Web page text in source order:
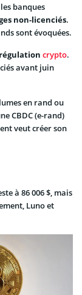
banques
non-licenciés.
sont évoquées.
régulation crypto.
avant juin
en rand ou
CBDC (e-rand)
veut créer son
à 86 006 $, mais
Luno et